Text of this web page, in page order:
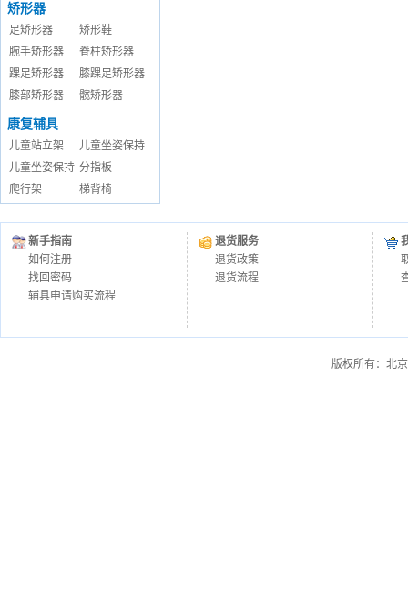
矫形器
足矫形器
矫形鞋
腕手矫形器
脊柱矫形器
踝足矫形器
膝踝足矫形器
膝部矫形器
髋矫形器
康复辅具
儿童站立架
儿童坐姿保持
儿童坐姿保持 分指板
爬行架
梯背椅
新手指南
如何注册
找回密码
辅具申请购买流程
退货服务
退货政策
退货流程
版权所有：北